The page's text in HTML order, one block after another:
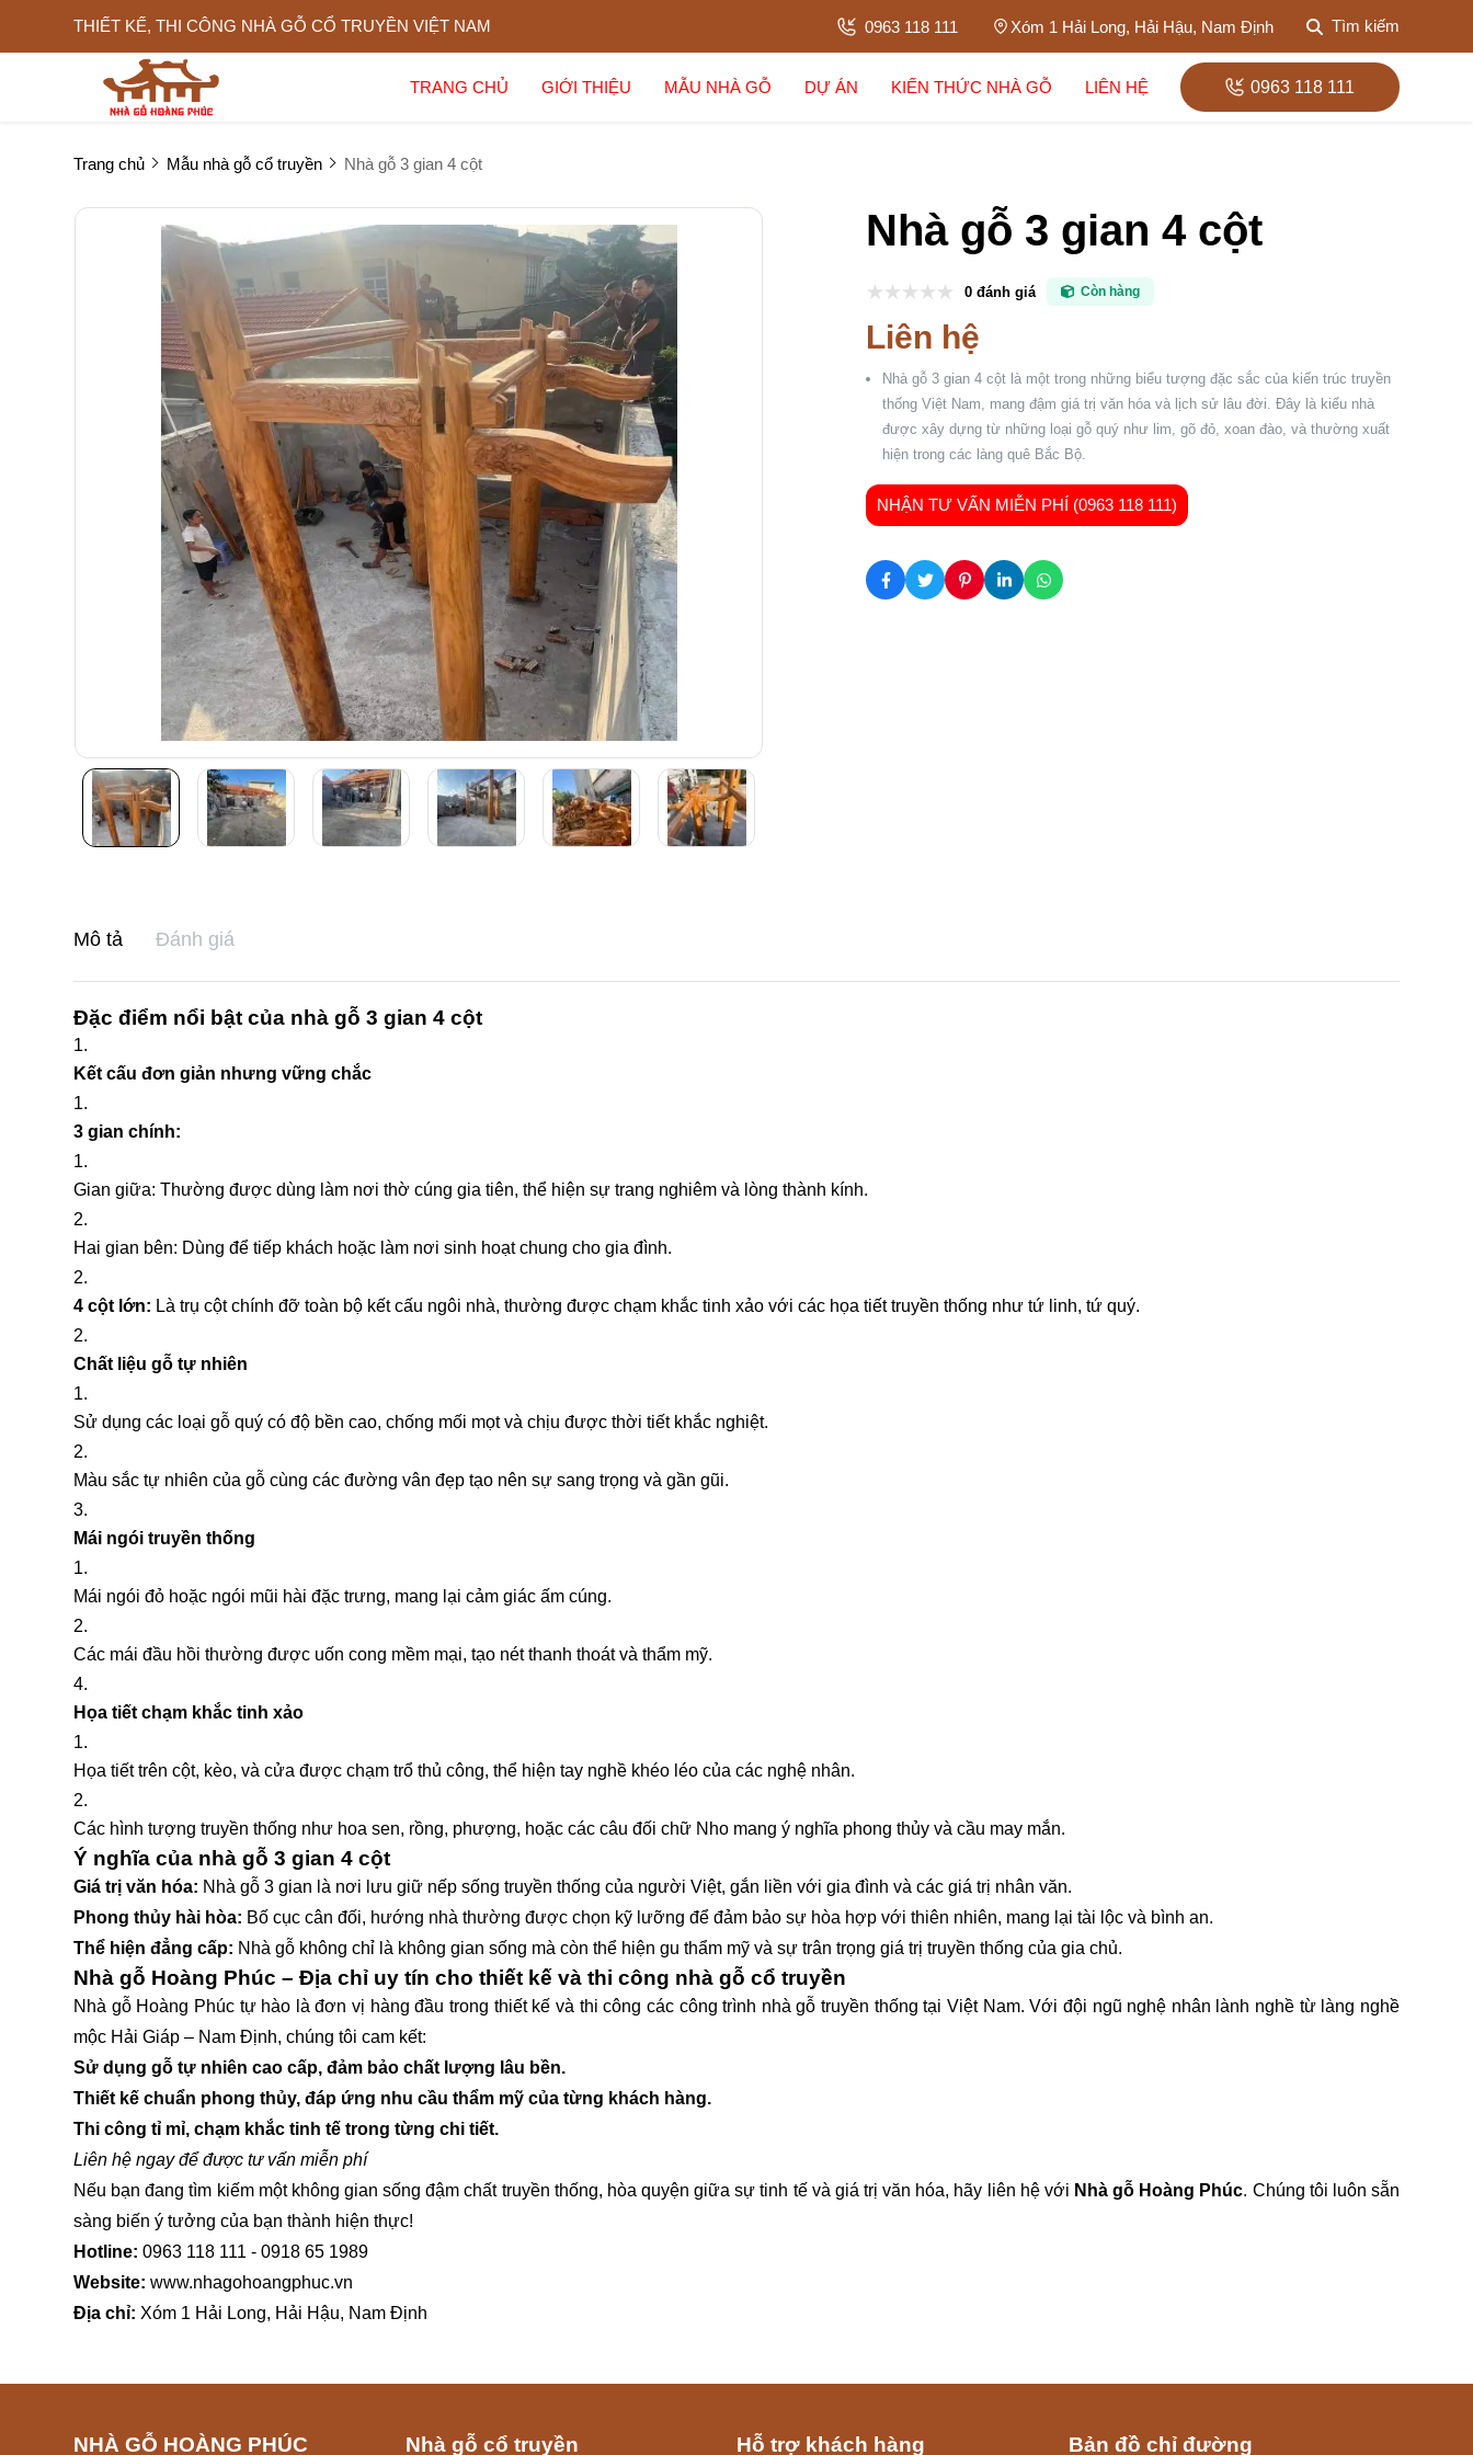
THIẾT KẾ, THI CÔNG NHÀ GỖ CỔ TRUYỀN VIỆT NAM 0963 118 111 Xóm 1 Hải Long, Hải Hậu, Nam Định Tìm kiếm
TRANG CHỦ GIỚI THIỆU MẪU NHÀ GỖ DỰ ÁN KIẾN THỨC NHÀ GỖ LIÊN HỆ 0963 118 111
Trang chủ Mẫu nhà gỗ cổ truyền Nhà gỗ 3 gian 4 cột
Nhà gỗ 3 gian 4 cột
0 đánh giá Còn hàng
Liên hệ
Nhà gỗ 3 gian 4 cột là một trong những biểu tượng đặc sắc của kiến trúc truyền
thống Việt Nam, mang đậm giá trị văn hóa và lịch sử lâu đời. Đây là kiểu nhà
được xây dựng từ những loại gỗ quý như lim, gõ đỏ, xoan đào, và thường xuất
hiện trong các làng quê Bắc Bộ.
NHẬN TƯ VẤN MIỄN PHÍ (0963 118 111)
Mô tả Đánh giá
Đặc điểm nổi bật của nhà gỗ 3 gian 4 cột
Kết cấu đơn giản nhưng vững chắc
3 gian chính:
Gian giữa: Thường được dùng làm nơi thờ cúng gia tiên, thể hiện sự trang nghiêm và lòng thành kính.
Hai gian bên: Dùng để tiếp khách hoặc làm nơi sinh hoạt chung cho gia đình.
4 cột lớn: Là trụ cột chính đỡ toàn bộ kết cấu ngôi nhà, thường được chạm khắc tinh xảo với các họa tiết truyền thống như tứ linh, tứ quý.
Chất liệu gỗ tự nhiên
Sử dụng các loại gỗ quý có độ bền cao, chống mối mọt và chịu được thời tiết khắc nghiệt.
Màu sắc tự nhiên của gỗ cùng các đường vân đẹp tạo nên sự sang trọng và gần gũi.
Mái ngói truyền thống
Mái ngói đỏ hoặc ngói mũi hài đặc trưng, mang lại cảm giác ấm cúng.
Các mái đầu hồi thường được uốn cong mềm mại, tạo nét thanh thoát và thẩm mỹ.
Họa tiết chạm khắc tinh xảo
Họa tiết trên cột, kèo, và cửa được chạm trổ thủ công, thể hiện tay nghề khéo léo của các nghệ nhân.
Các hình tượng truyền thống như hoa sen, rồng, phượng, hoặc các câu đối chữ Nho mang ý nghĩa phong thủy và cầu may mắn.
Ý nghĩa của nhà gỗ 3 gian 4 cột
Giá trị văn hóa: Nhà gỗ 3 gian là nơi lưu giữ nếp sống truyền thống của người Việt, gắn liền với gia đình và các giá trị nhân văn.
Phong thủy hài hòa: Bố cục cân đối, hướng nhà thường được chọn kỹ lưỡng để đảm bảo sự hòa hợp với thiên nhiên, mang lại tài lộc và bình an.
Thể hiện đẳng cấp: Nhà gỗ không chỉ là không gian sống mà còn thể hiện gu thẩm mỹ và sự trân trọng giá trị truyền thống của gia chủ.
Nhà gỗ Hoàng Phúc – Địa chỉ uy tín cho thiết kế và thi công nhà gỗ cổ truyền
Nhà gỗ Hoàng Phúc tự hào là đơn vị hàng đầu trong thiết kế và thi công các công trình nhà gỗ truyền thống tại Việt Nam. Với đội ngũ nghệ nhân lành nghề từ làng nghề
mộc Hải Giáp – Nam Định, chúng tôi cam kết:
Sử dụng gỗ tự nhiên cao cấp, đảm bảo chất lượng lâu bền.
Thiết kế chuẩn phong thủy, đáp ứng nhu cầu thẩm mỹ của từng khách hàng.
Thi công tỉ mỉ, chạm khắc tinh tế trong từng chi tiết.
Liên hệ ngay để được tư vấn miễn phí
Nếu bạn đang tìm kiếm một không gian sống đậm chất truyền thống, hòa quyện giữa sự tinh tế và giá trị văn hóa, hãy liên hệ với Nhà gỗ Hoàng Phúc. Chúng tôi luôn sẵn
sàng biến ý tưởng của bạn thành hiện thực!
Hotline: 0963 118 111 - 0918 65 1989
Website: www.nhagohoangphuc.vn
Địa chỉ: Xóm 1 Hải Long, Hải Hậu, Nam Định
NHÀ GỖ HOÀNG PHÚC Nhà gỗ cổ truyền Hỗ trợ khách hàng Bản đồ chỉ đường